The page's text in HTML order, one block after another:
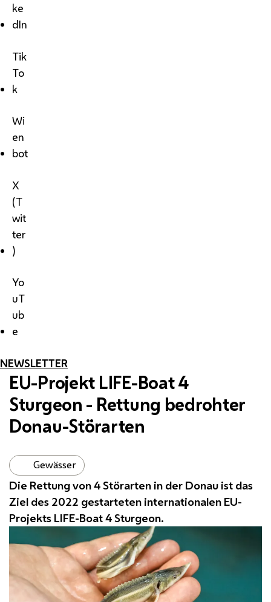
ke
dIn
Tik
To
k
Wi
en
bot
X
(T
wit
ter
)
Yo
uT
ub
e
NEWSLETTER
EU-Projekt LIFE-Boat 4
Sturgeon - Rettung bedrohter
Donau-Störarten
Gewässer
Die Rettung von 4 Störarten in der Donau ist das
Ziel des 2022 gestarteten internationalenEU-
ProjektsLIFE-Boat 4 Sturgeon.